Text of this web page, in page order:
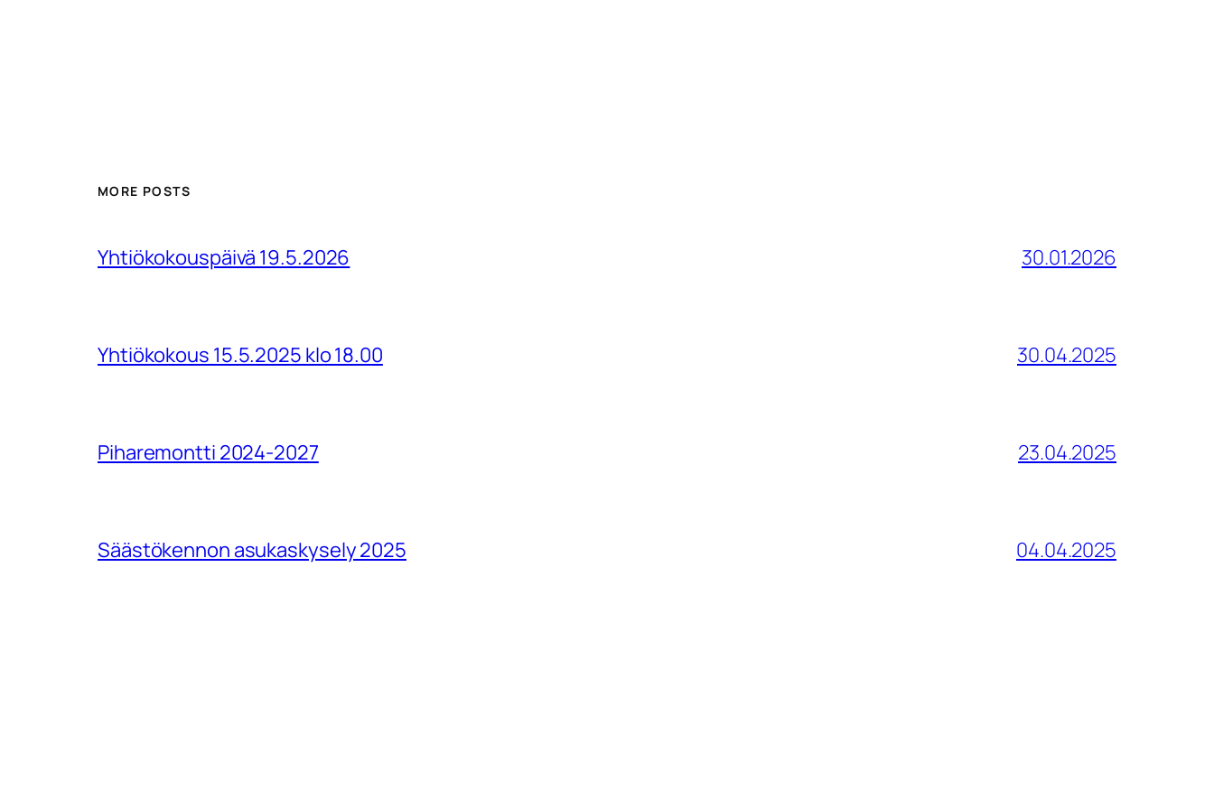
MORE POSTS
Yhtiökokouspäivä 19.5.2026 30.01.2026
Yhtiökokous 15.5.2025 klo 18.00 30.04.2025
Piharemontti 2024-2027 23.04.2025
Säästökennon asukaskysely 2025 04.04.2025